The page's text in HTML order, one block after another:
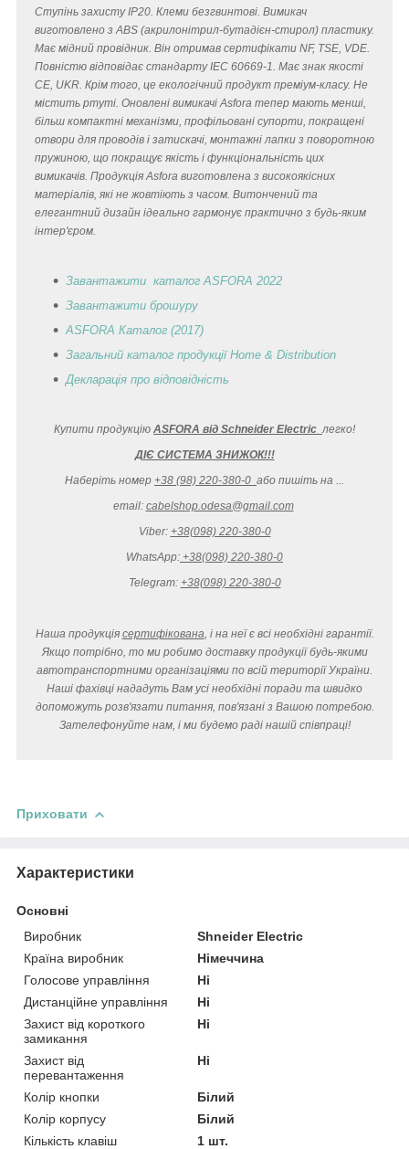
Ступінь захисту IP20. Клеми безгвинтові. Вимикач
виготовлено з ABS (акрилонітрил-бутадієн-стирол) пластику.
Має мідний провідник. Він отримав сертифікати NF, TSE, VDE.
Повністю відповідає стандарту IEC 60669-1. Має знак якості
CE, UKR. Крім того, це екологічний продукт преміум-класу. Не
містить ртуті. Оновлені вимикачі Asfora тепер мають менші,
більш компактні механізми, профільовані супорти, покращені
отвори для проводів і затискачі, монтажні лапки з поворотною
пружиною, що покращує якість і функціональність цих
вимикачів. Продукція Asfora виготовлена з високоякісних
матеріалів, які не жовтіють з часом. Витончений та
елегантний дизайн ідеально гармонує практично з будь-яким
інтер'єром.
Завантажити каталог ASFORA 2022
Завантажити брошуру
ASFORA Каталог (2017)
Загальний каталог продукції Home & Distribution
Декларація про відповідність
Купити продукцію ASFORA від Schneider Electric легко!
ДІЄ СИСТЕМА ЗНИЖОК!!!
Наберіть номер +38 (98) 220-380-0 або пишіть на ...
email: cabelshop.odesa@gmail.com
Viber: +38(098) 220-380-0
WhatsApp: +38(098) 220-380-0
Telegram: +38(098) 220-380-0
Наша продукція сертифікована , і на неї є всі необхідні гарантії.
Якщо потрібно, то ми робимо доставку продукції будь-якими
автотранспортними організаціями по всій території України.
Наші фахівці нададуть Вам усі необхідні поради та швидко
допоможуть розв'язати питання, пов'язані з Вашою потребою.
Зателефонуйте нам, і ми будемо раді нашій співпраці!
Приховати
Характеристики
Основні
Виробник
Shneider Electric
Країна виробник
Німеччина
Голосове управління
Ні
Дистанційне управління
Ні
Захист від короткого
замикання
Ні
Захист від
перевантаження
Ні
Колір кнопки
Білий
Колір корпусу
Білий
Кількість клавіш
1 шт.